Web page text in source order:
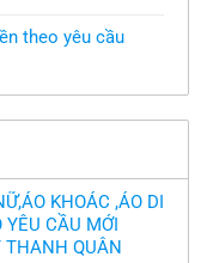
theo yêu cầu
KHOÁC ,ÁO DI
CẦU MỚI
THANH QUÂN